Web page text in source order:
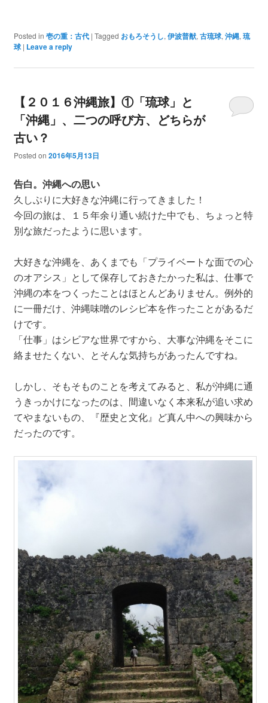
Posted in 壱の重：古代 | Tagged おもろそうし, 伊波普猷, 古琉球, 沖縄, 琉
球 | Leave a reply
【２０１６沖縄旅】①「琉球」と
「沖縄」、二つの呼び方、どちらが
古い？
Posted on 2016年5月13日
告白。沖縄への思い
久しぶりに大好きな沖縄に行ってきました！
今回の旅は、１５年余り通い続けた中でも、ちょっと特
別な旅だったように思います。
大好きな沖縄を、あくまでも「プライベートな面での心
のオアシス」として保存しておきたかった私は、仕事で
沖縄の本をつくったことはほとんどありません。例外的
に一冊だけ、沖縄味噌のレシピ本を作ったことがあるだ
けです。
「仕事」はシビアな世界ですから、大事な沖縄をそこに
絡ませたくない、とそんな気持ちがあったんですね。
しかし、そもそものことを考えてみると、私が沖縄に通
うきっかけになったのは、間違いなく本来私が追い求め
てやまないもの、『歴史と文化』ど真ん中への興味から
だったのです。